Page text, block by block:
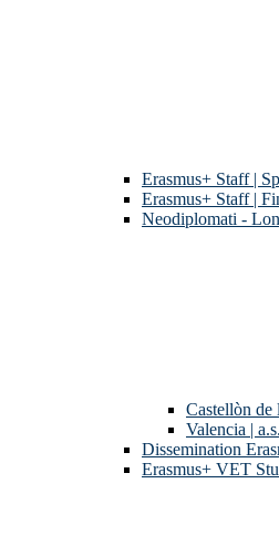
Erasmus+ Staff |
Erasmus+ Staff |
Neodiplomati -
Castellòn de
Valencia |
Dissemination
Erasmus+ VET